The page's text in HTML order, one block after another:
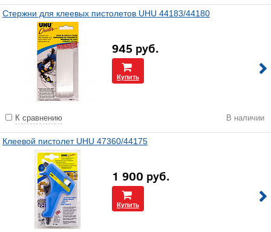
Стержни для клеевых пистолетов UHU 44183/44180
945 руб.
Купить
К сравнению В наличии
Клеевой пистолет UHU 47360/44175
1 900 руб.
Купить